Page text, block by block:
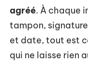
agréé. À chaque
tampon,
et date, tout est
qui ne laisse rien